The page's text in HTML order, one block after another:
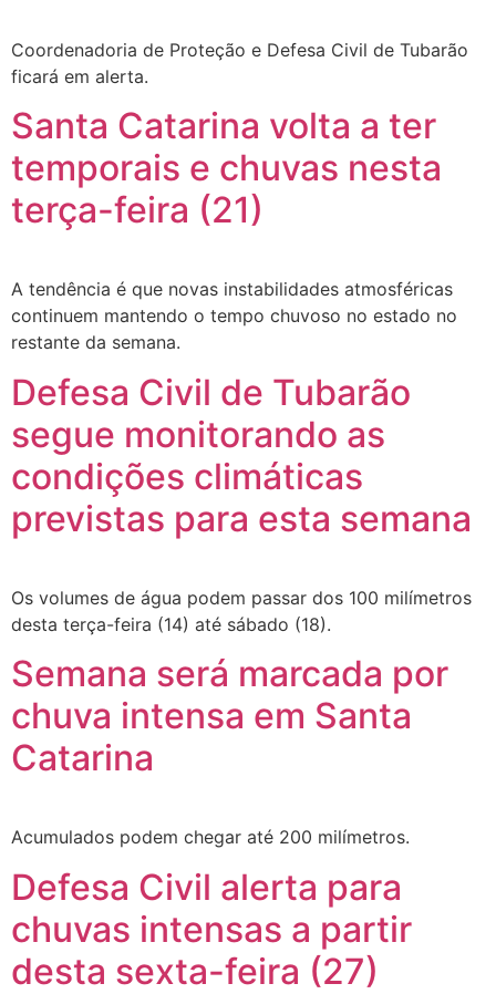
Coordenadoria de Proteção e Defesa Civil de Tubarão
ficará em alerta.
Santa Catarina volta a ter
temporais e chuvas nesta
terça-feira (21)
A tendência é que novas instabilidades atmosféricas
continuem mantendo o tempo chuvoso no estado no
restante da semana.
Defesa Civil de Tubarão
segue monitorando as
condições climáticas
previstas para esta semana
Os volumes de água podem passar dos 100 milímetros
desta terça-feira (14) até sábado (18).
Semana será marcada por
chuva intensa em Santa
Catarina
Acumulados podem chegar até 200 milímetros.
Defesa Civil alerta para
chuvas intensas a partir
desta sexta-feira (27)